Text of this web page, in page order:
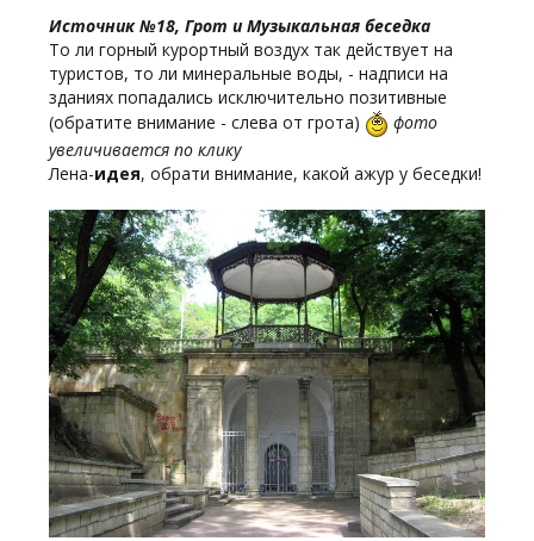
Источник №18, Грот и Музыкальная беседка
То ли горный курортный воздух так действует на
туристов, то ли минеральные воды, - надписи на
зданиях попадались исключительно позитивные
(обратите внимание - слева от грота)
фото
увеличивается по клику
Лена-идея, обрати внимание, какой ажур у беседки!